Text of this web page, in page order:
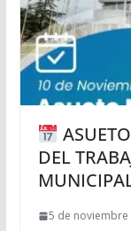
DEL
5 de noviembre